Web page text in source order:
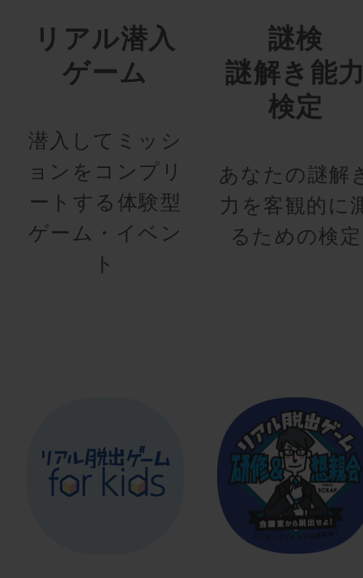
リアル潜入
ゲーム
潜入してミッシ
ョンをコンプリ
ートする体験型
ゲーム・イベン
ト
謎検
謎解き能
検定
あなたの謎解
力を客観的に
るための検定